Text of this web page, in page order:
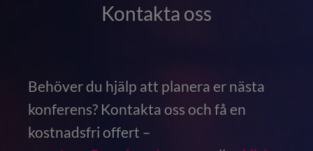
Kontakta oss
Behöver du hjälp att planera er nästa
konferens? Kontakta oss och få en
kostnadsfri offert –